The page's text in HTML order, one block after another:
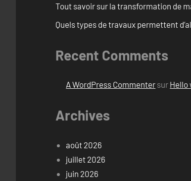
Tout savoir sur la transformation de
Quels types de travaux permettent
Recent Comments
A WordPress Commenter sur Hello
Archives
août 2026
juillet 2026
juin 2026